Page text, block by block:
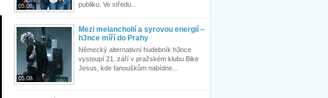
05.08.
publiku. Ve středu...
05.08.
Mezi melancholií a syrovou energií –
h3nce míří do Prahy
Německý alternativní hudebník h3nce
vystoupí 21. září v pražském klubu Bike
Jesus, kde fanouškům nabídne...